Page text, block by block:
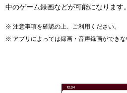
中のゲーム録画などが可能になります。
注意事項を確認の上、ご利用ください。
アプリによっては録画・音声録画ができな